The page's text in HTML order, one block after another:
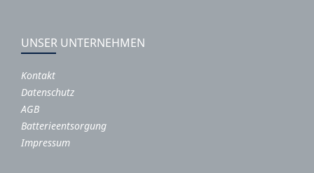
UNSER UNTERNEHMEN
Kontakt
Datenschutz
AGB
Batterieentsorgung
Impressum